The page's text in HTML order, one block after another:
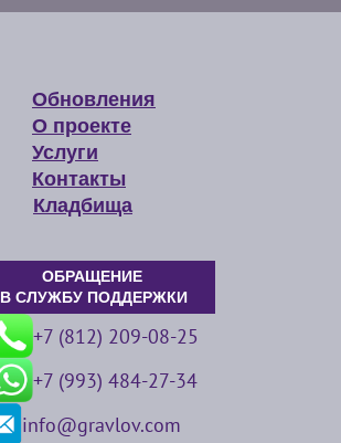
Обновления
О проекте
Услуги
Контакты
Кладбища
ОБРАЩЕНИЕ
В СЛУЖБУ ПОДДЕРЖКИ
+7 (812) 209-08-25
+7 (993) 484-27-34
info@gravlov.com